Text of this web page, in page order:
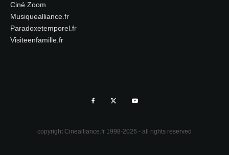
Ciné Zoom
Musiquealliance.fr
Paradoxetemporel.fr
Visiteenfamille.fr
copyright Cinealliance.fr 1998-2026 - all rights reserved